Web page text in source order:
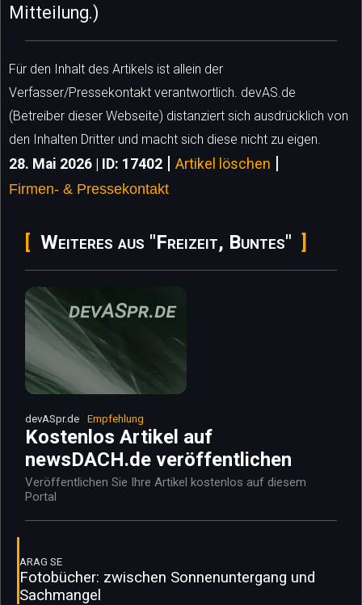
Mitteilung.)
Für den Inhalt des Artikels ist allein der
Verfasser/Pressekontakt verantwortlich. devAS.de
(Betreiber dieser Webseite) distanziert sich ausdrücklich von
den Inhalten Dritter und macht sich diese nicht zu eigen.
28. Mai 2026 | ID: 17402 | Artikel löschen |
Firmen- & Pressekontakt
Weiteres aus "Freizeit, Buntes"
devASpr.de Empfehlung
Kostenlos Artikel auf
newsDACH.de veröffentlichen
Veröffentlichen Sie Ihre Artikel kostenlos auf diesem
Portal
ARAG SE
Fotobücher: zwischen Sonnenuntergang und
Sachmangel